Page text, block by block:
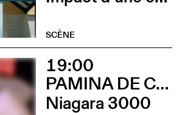
SCÈNE
19:00
PAMINA DE COULON
Niagara 3000